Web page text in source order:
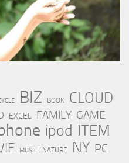
BIZ BOOK CLOUD
EXCEL FAMILY GAME
ipod ITEM
MUSIC NATURE NY PC